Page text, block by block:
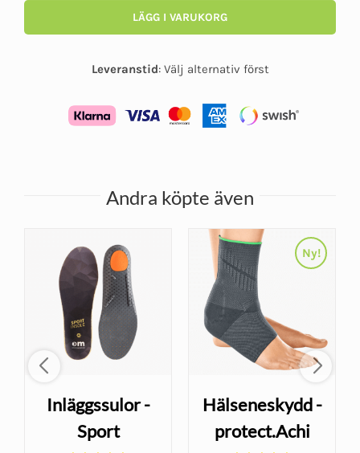
LÄGG I VARUKORG
Leveranstid: Välj alternativ först
Andra köpte även
Inläggssulor -
Sport
Ny!
Hälseneskydd -
protect.Achi